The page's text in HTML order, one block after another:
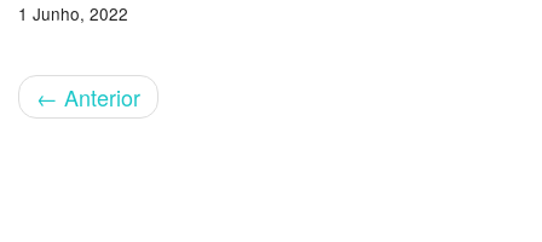
1 Junho, 2022
← Anterior